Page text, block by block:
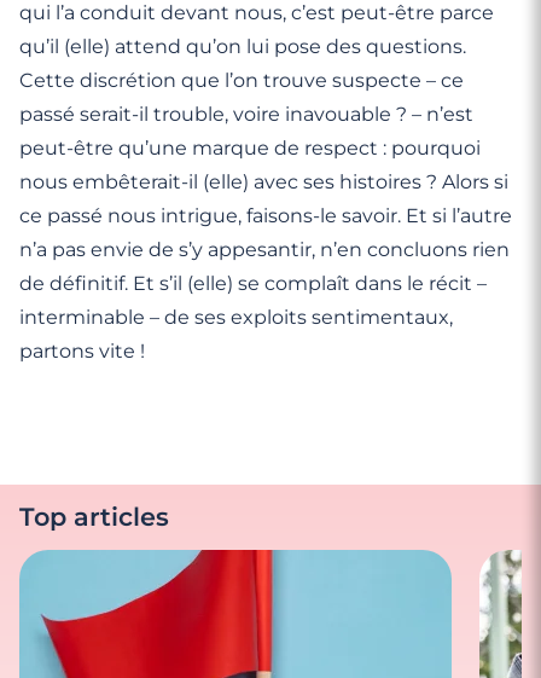
qui l’a conduit devant nous, c’est peut-être parce
qu’il (elle) attend qu’on lui pose des questions.
Cette discrétion que l’on trouve suspecte – ce
passé serait-il trouble, voire inavouable ? – n’est
peut-être qu’une marque de respect : pourquoi
nous embêterait-il (elle) avec ses histoires ? Alors si
ce passé nous intrigue, faisons-le savoir. Et si l’autre
n’a pas envie de s’y appesantir, n’en concluons rien
de définitif. Et s’il (elle) se complaît dans le récit –
interminable – de ses exploits sentimentaux,
partons vite !
Top articles